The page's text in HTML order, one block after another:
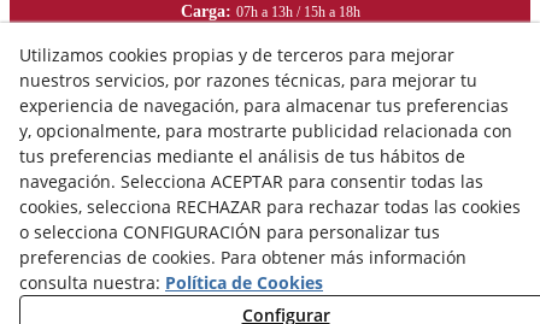
Carga: 07h a 13h / 15h a 18h
Utilizamos cookies propias y de terceros para mejorar
nuestros servicios, por razones técnicas, para mejorar tu
experiencia de navegación, para almacenar tus preferencias
y, opcionalmente, para mostrarte publicidad relacionada con
tus preferencias mediante el análisis de tus hábitos de
navegación. Selecciona ACEPTAR para consentir todas las
cookies, selecciona RECHAZAR para rechazar todas las cookies
o selecciona CONFIGURACIÓN para personalizar tus
preferencias de cookies. Para obtener más información
consulta nuestra: Política de Cookies
Configurar